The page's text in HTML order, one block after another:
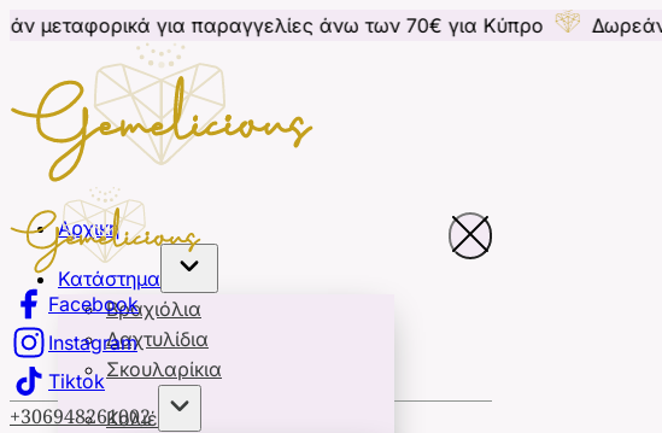
για παραγγελίες άνω των 70€ για Κύπρο Δωρεάν
Αρχική
Κατάστημα
Βραχιόλια
Δαχτυλίδια
Σκουλαρίκια
Κολιέ
Facebook
Instagram
Tiktok
+306948261002